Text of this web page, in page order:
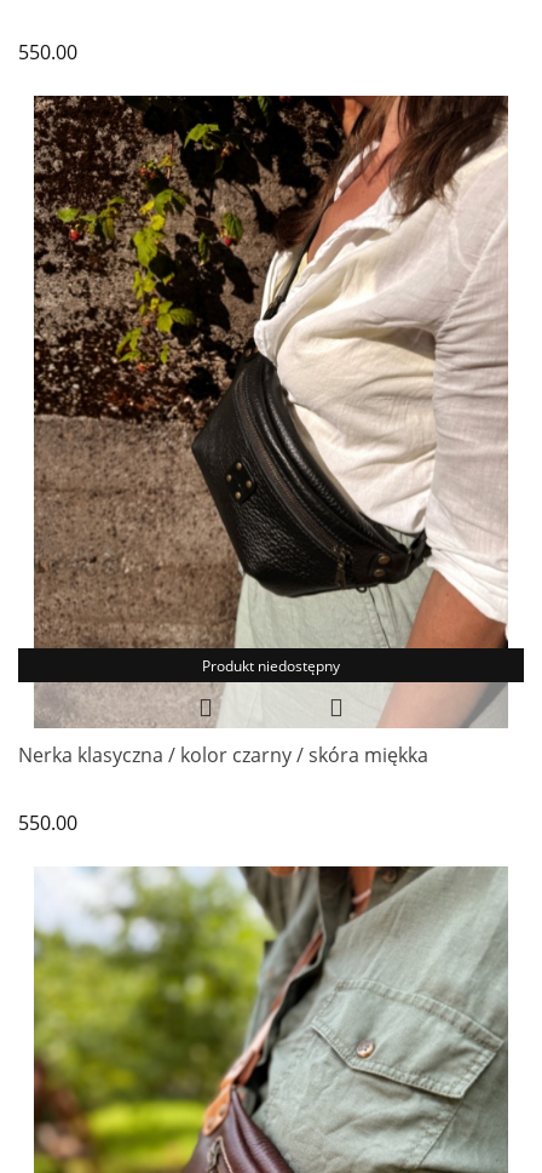
550.00
Produkt niedostępny
Nerka klasyczna / kolor czarny / skóra miękka
550.00